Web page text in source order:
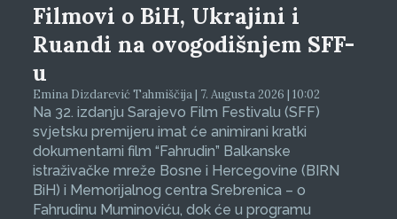
Filmovi o BiH, Ukrajini i
Ruandi na ovogodišnjem SFF-
u
Emina Dizdarević Tahmiščija | 7. Augusta 2026 | 10:02
Na 32. izdanju Sarajevo Film Festivalu (SFF)
svjetsku premijeru imat će animirani kratki
dokumentarni film “Fahrudin” Balkanske
istraživačke mreže Bosne i Hercegovine (BIRN
BiH) i Memorijalnog centra Srebrenica – o
Fahrudinu Muminoviću, dok će u programu